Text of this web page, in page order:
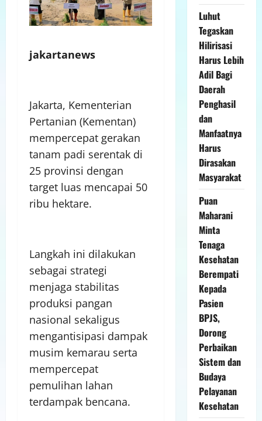
jakartanews
Jakarta, Kementerian
Pertanian (Kementan)
mempercepat gerakan
tanam padi serentak di
25 provinsi dengan
target luas mencapai 50
ribu hektare.
Langkah ini dilakukan
sebagai strategi
menjaga stabilitas
produksi pangan
nasional sekaligus
mengantisipasi dampak
musim kemarau serta
mempercepat
pemulihan lahan
terdampak bencana.
Luhut
Tegaskan
Hilirisasi
Harus Lebih
Adil Bagi
Daerah
Penghasil
dan
Manfaatnya
Harus
Dirasakan
Masyarakat
Puan
Maharani
Minta
Tenaga
Kesehatan
Berempati
Kepada
Pasien
BPJS,
Dorong
Perbaikan
Sistem dan
Budaya
Pelayanan
Kesehatan